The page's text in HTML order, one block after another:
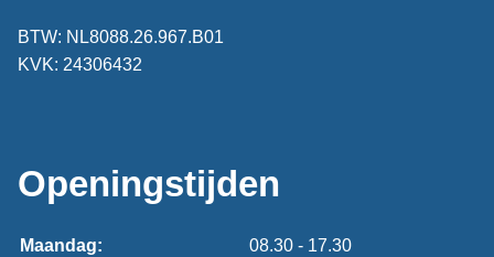
BTW: NL8088.26.967.B01
KVK: 24306432
Openingstijden
Maandag:
08.30 - 17.30